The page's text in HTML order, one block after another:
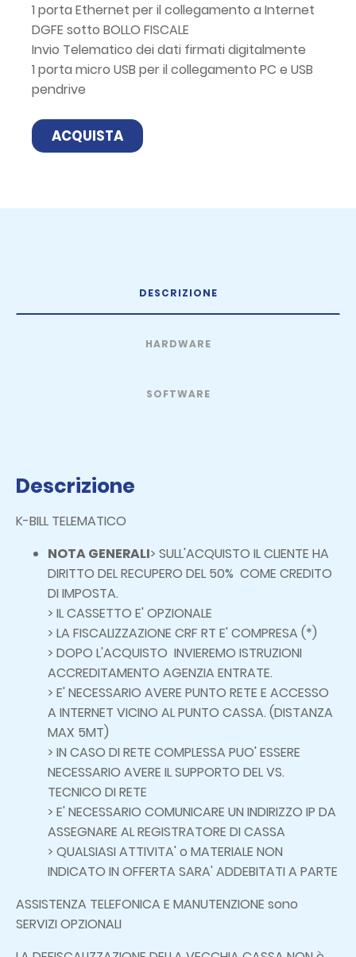
1 porta Ethernet per il collegamento a Internet
DGFE sotto BOLLO FISCALE
Invio Telematico dei dati firmati digitalmente
1 porta micro USB per il collegamento PC e USB
pendrive
ACQUISTA
DESCRIZIONE
HARDWARE
SOFTWARE
Descrizione
K-BILL TELEMATICO
NOTA GENERALI> SULL'ACQUISTO IL CLIENTE HA
DIRITTO DEL RECUPERO DEL 50% COME CREDITO
DI IMPOSTA.
> IL CASSETTO E' OPZIONALE
> LA FISCALIZZAZIONE CRF RT E' COMPRESA (*)
> DOPO L'ACQUISTO INVIEREMO ISTRUZIONI
ACCREDITAMENTO AGENZIA ENTRATE.
> E' NECESSARIO AVERE PUNTO RETE E ACCESSO
A INTERNET VICINO AL PUNTO CASSA. (DISTANZA
MAX 5MT)
> IN CASO DI RETE COMPLESSA PUO' ESSERE
NECESSARIO AVERE IL SUPPORTO DEL VS.
TECNICO DI RETE
> E' NECESSARIO COMUNICARE UN INDIRIZZO IP DA
ASSEGNARE AL REGISTRATORE DI CASSA
> QUALSIASI ATTIVITA' o MATERIALE NON
INDICATO IN OFFERTA SARA' ADDEBITATI A PARTE
ASSISTENZA TELEFONICA E MANUTENZIONE sono
SERVIZI OPZIONALI